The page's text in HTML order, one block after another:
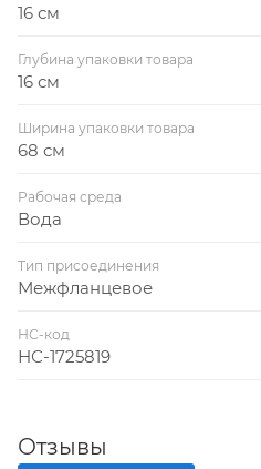
16 см
Глубина упаковки товара
16 см
Ширина упаковки товара
68 см
Рабочая среда
Вода
Тип присоединения
Межфланцевое
НС-код
НС-1725819
Отзывы